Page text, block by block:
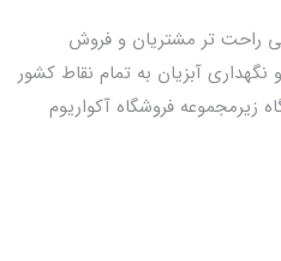
راحت تر مشتریان و فروش
نگهداری آبزیان به تمام نقاط کشور
زیرمجموعه فروشگاه آکواریوم